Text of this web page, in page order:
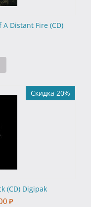
Distant Fire (CD)
Скидка 20%
(CD) Digipak
₽